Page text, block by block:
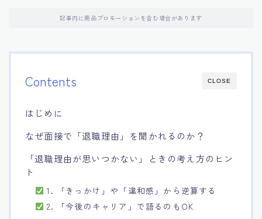
17.面接でブランクを効果的に伝える方法
18.転職後の職場に適応するためのヒント
記事内に商品プロモーションを含む場合があります
CLOSE
Contents
はじめに
なぜ面接で「退職理由」を聞かれるのか？
「退職理由が思いつかない」ときの考え方のヒン
ト
1. 「きっかけ」や「違和感」から逆算する
2. 「今後のキャリア」で語るのもOK